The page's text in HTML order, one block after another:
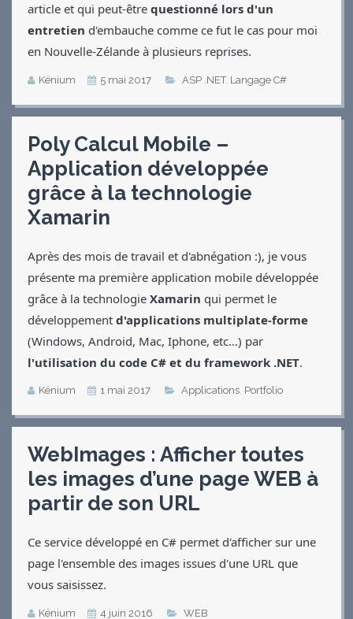
article et qui peut-être questionné lors d'un
entretien d'embauche comme ce fut le cas pour moi
en Nouvelle-Zélande à plusieurs reprises.
Kénium 5 mai 2017 ASP .NET, Langage C#
Poly Calcul Mobile –
Application développée
grâce à la technologie
Xamarin
Après des mois de travail et d'abnégation :), je vous
présente ma première application mobile développée
grâce à la technologie Xamarin qui permet le
développement d'applications multiplate-forme
(Windows, Android, Mac, Iphone, etc...) par
l'utilisation du code C# et du framework .NET.
Kénium 1 mai 2017 Applications, Portfolio
WebImages : Afficher toutes
les images d’une page WEB à
partir de son URL
Ce service développé en C# permet d'afficher sur une
page l'ensemble des images issues d'une URL que
vous saisissez.
Kénium 4 juin 2016 WEB